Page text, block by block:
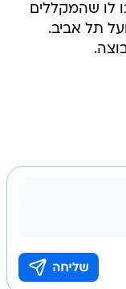
לו שהמקללים
תל אביב.